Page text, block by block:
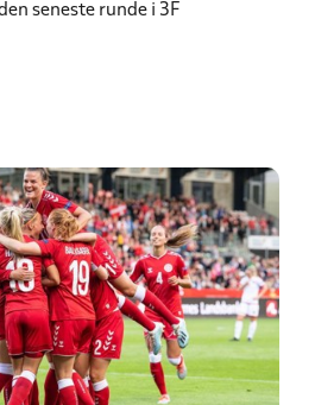
seneste runde i 3F